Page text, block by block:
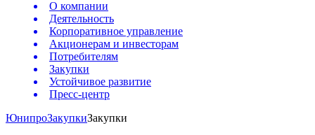
О компании
Деятельность
Корпоративное управление
Акционерам и инвесторам
Потребителям
Закупки
Устойчивое развитие
Пресс-центр
ЮнипроЗакупкиЗакупки